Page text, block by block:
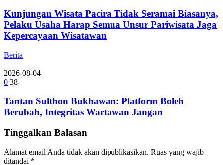
Kunjungan Wisata Pacira Tidak Seramai Biasanya,
Pelaku Usaha Harap Semua Unsur Pariwisata Jaga
Kepercayaan Wisatawan
Berita
2026-08-04
0 38
Tantan Sulthon Bukhawan: Platform Boleh
Berubah, Integritas Wartawan Jangan
Tinggalkan Balasan
Alamat email Anda tidak akan dipublikasikan. Ruas yang wajib
ditandai *